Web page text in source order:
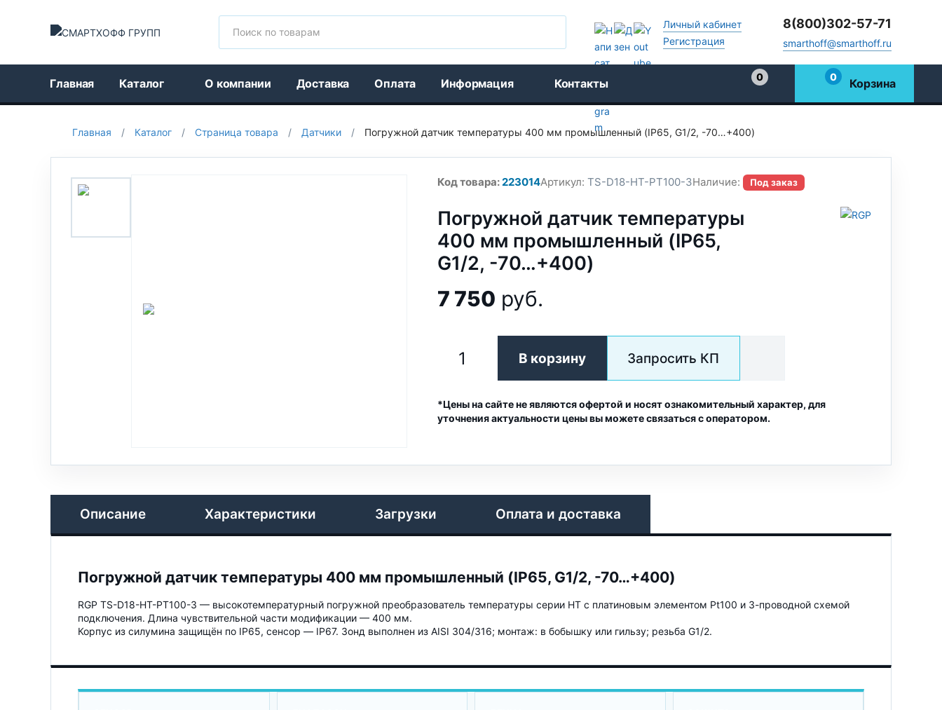
Личный кабинет
Регистрация
8(800)302-57-71
smarthoff@smarthoff.ru
Главная Каталог О компании Доставка Оплата Информация Контакты
0
0 Корзина
Главная / Каталог / Страница товара / Датчики / Погружной датчик температуры 400 мм промышленный (IP65, G1/2, -70…+400)
Код товара:223014Артикул: TS-D18-HT-PT100-3Наличие: Под заказ
Погружной датчик температуры
400 мм промышленный (IP65,
G1/2, -70…+400)
7 750 руб.
В корзину Запросить КП
*Цены на сайте не являются офертой и носят ознакомительный характер, для
уточнения актуальности цены вы можете связаться с оператором.
Описание Характеристики Загрузки Оплата и доставка
Погружной датчик температуры 400 мм промышленный (IP65, G1/2, -70…+400)
RGP TS-D18-HT-PT100-3 — высокотемпературный погружной преобразователь температуры серии HT с платиновым элементом Pt100 и 3-проводной схемой
подключения. Длина чувствительной части модификации — 400 мм.
Корпус из силумина защищён по IP65, сенсор — IP67. Зонд выполнен из AISI 304/316; монтаж: в бобышку или гильзу; резьба G1/2.